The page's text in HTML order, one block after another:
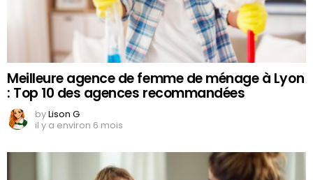
Meilleure agence de femme de ménage à Lyon
: Top 10 des agences recommandées
byLison G
il y a environ 6 mois